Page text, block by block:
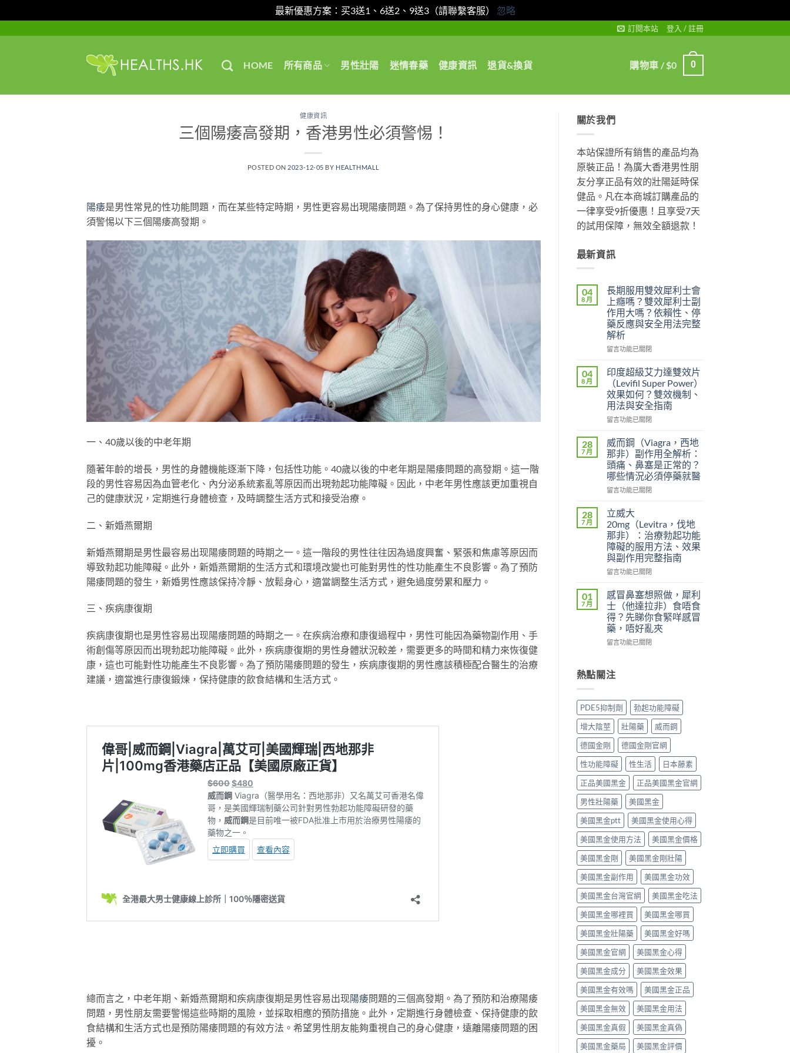
最新優惠方案：买3送1、6送2、9送3（請聯繫客服） 忽略
訂閱本站 登入 / 註冊
HOME 所有商品 男性壯陽 迷情春藥 健康資訊 退貨&換貨 購物車 /$0 0
健康資訊
三個陽痿高發期，香港男性必須警惕！
POSTED ON 2023-12-05 BY HEALTHMALL
陽痿是男性常見的性功能問題，而在某些特定時期，男性更容易出現陽痿問題。為了保持男性的身心健康，必
須警惕以下三個陽痿高發期。
一、40歲以後的中老年期
隨著年齡的增長，男性的身體機能逐漸下降，包括性功能。40歲以後的中老年期是陽痿問題的高發期。這一階
段的男性容易因為血管老化、內分泌系統紊亂等原因而出現勃起功能障礙。因此，中老年男性應該更加重視自
己的健康狀況，定期進行身體檢查，及時調整生活方式和接受治療。
二、新婚燕爾期
新婚燕爾期是男性最容易出现陽痿問題的時期之一。這一階段的男性往往因為過度興奮、緊張和焦慮等原因而
導致勃起功能障礙。此外，新婚燕爾期的生活方式和環境改變也可能對男性的性功能產生不良影響。為了預防
陽痿問題的發生，新婚男性應該保持冷靜、放鬆身心，適當調整生活方式，避免過度勞累和壓力。
三、疾病康復期
疾病康復期也是男性容易出现陽痿問題的時期之一。在疾病治療和康復過程中，男性可能因為藥物副作用、手
術創傷等原因而出現勃起功能障礙。此外，疾病康復期的男性身體狀況較差，需要更多的時間和精力來恢復健
康，這也可能對性功能產生不良影響。為了預防陽痿問題的發生，疾病康復期的男性應該積極配合醫生的治療
建議，適當進行康復鍛煉，保持健康的飲食結構和生活方式。
總而言之，中老年期、新婚燕爾期和疾病康復期是男性容易出现陽痿問題的三個高發期。為了預防和治療陽痿
問題，男性朋友需要警惕這些時期的風險，並採取相應的預防措施。此外，定期進行身體檢查、保持健康的飲
食結構和生活方式也是預防陽痿問題的有效方法。希望男性朋友能夠重視自己的身心健康，遠離陽痿問題的困
擾。
關於我們
本站保證所有銷售的產品均為
原裝正品！為廣大香港男性朋
友分享正品有效的壯陽延時保
健品。凡在本商城訂購產品的
一律享受9折優惠！且享受7天
的試用保障，無效全額退款！
最新資訊
04
8 月
長期服用雙效犀利士會
上癮嗎？雙效犀利士副
作用大嗎？依賴性、停
藥反應與安全用法完整
解析
在
期
服
用
雙
效
犀
士
會
上
癮
嗎？
雙
犀
利
士
副
作
用
大
賴
性、
停
藥
反
安
全
完
整
解
析〉
中
留言功能已關閉
04
8 月
印度超級艾力達雙效片
（Levifil Super Power）
效果如何？雙效機制、
用法與安全指南
在
度
超
級
艾
力
達
效
片
（Levifil
Super
Power）
效
果
何？
雙
效
機
制、
用
安
全
南〉
中
留言功能已關閉
28
7 月
威而鋼（Viagra，西地
那非）副作用全解析：
頭痛、鼻塞是正常的？
哪些情況必須停藥就醫
在
而
鋼
（Viagra，
西
地
那
非）
用
全
解
析：
頭
塞
是
常
的？
哪
些
情
況
必
須
停
藥
就
醫〉
中
留言功能已關閉
28
7 月
立威大
20mg（Levitra，伐地
那非）：治療勃起功能
障礙的服用方法、效果
與副作用完整指南
在
威
大
20mg（Levitra，
伐
地
那
療
勃
功
能
障
礙
的
服
用
方
法、
效
果
與
副
作
用
完
整
指
南〉
中
留言功能已關閉
01
7 月
感冒鼻塞想照做，犀利
士（他達拉非）食唔食
得？先睇你食緊咩感冒
藥，唔好亂夾
在
鼻
塞
照
做，
犀
利
士
（他
達
拉
非）
食
唔
食
得？
先
睇
你
食
緊
咩
感
冒
藥，
唔
好
亂
夾〉
中
留言功能已關閉
熱點關注
PDE5抑制劑
勃起功能障礙
增大陰莖
壯陽藥
威而鋼
德國金剛
德國金剛官網
性功能障礙
性生活
日本藤素
正品美國黑金
正品美國黑金官網
男性壯陽藥
美國黑金
美國黑金ptt
美國黑金使用心得
美國黑金使用方法
美國黑金價格
美國黑金剛
美國黑金剛壯陽
美國黑金副作用
美國黑金功效
美國黑金台灣官網
美國黑金吃法
美國黑金哪裡買
美國黑金哪買
美國黑金壯陽藥
美國黑金好嗎
美國黑金官網
美國黑金心得
美國黑金成分
美國黑金效果
美國黑金有效嗎
美國黑金正品
美國黑金無效
美國黑金用法
美國黑金真假
美國黑金真偽
美國黑金藥局
美國黑金評價